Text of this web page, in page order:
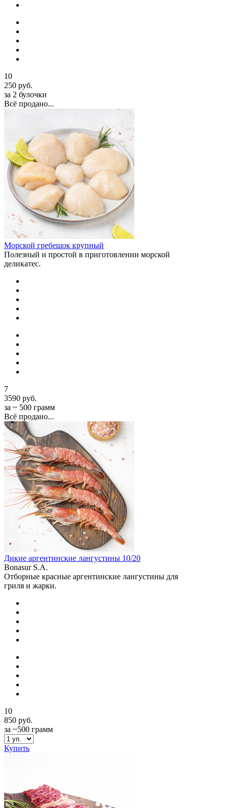
10
250 руб.
за 2 булочки
Всё продано...
Морской гребешок крупный
Полезный и простой в приготовлении морской
деликатес.
7
3590 руб.
за ~ 500 грамм
Всё продано...
Дикие аргентинские лангустины 10/20
Bonasur S.A.
Отборные красные аргентинские лангустины для
гриля и жарки.
10
850 руб.
за ~500 грамм
Купить